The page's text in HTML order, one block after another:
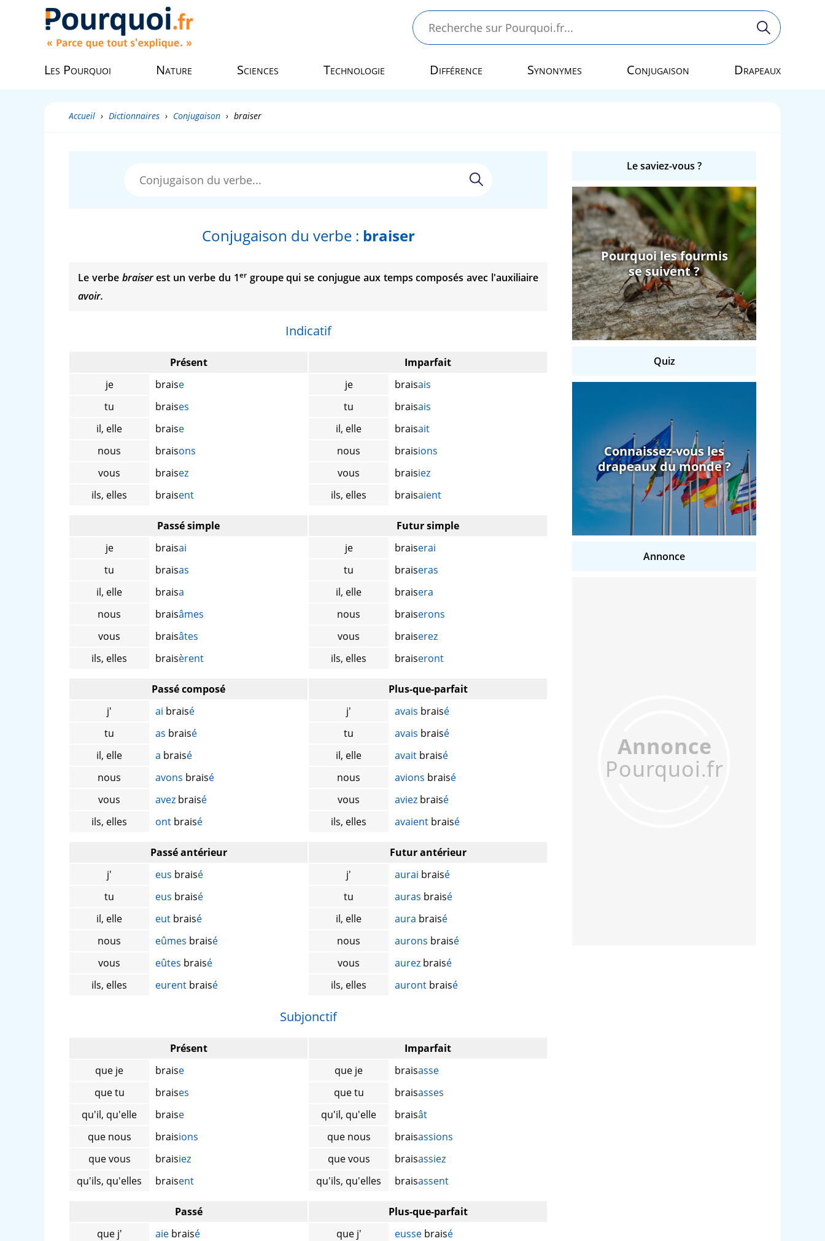
Les Pourquoi Nature Sciences Technologie Différence Synonymes Conjugaison Drapeaux
Accueil › Dictionnaires › Conjugaison › braiser
Conjugaison du verbe : braiser
Le verbe braiserest un verbe du 1ergroupe qui se conjugue aux temps composés avec l'auxiliaire
avoir.
Indicatif
Présent
je
braise
tu
braises
il, elle
braise
nous
braisons
vous
braisez
ils, elles
braisent
Imparfait
je
braisais
tu
braisais
il, elle
braisait
nous
braisions
vous
braisiez
ils, elles
braisaient
Passé simple
je
braisai
tu
braisas
il, elle
braisa
nous
braisâmes
vous
braisâtes
ils, elles
braisèrent
Futur simple
je
braiserai
tu
braiseras
il, elle
braisera
nous
braiserons
vous
braiserez
ils, elles
braiseront
Passé composé
j'
ai braisé
tu
as braisé
il, elle
a braisé
nous
avons braisé
vous
avez braisé
ils, elles
ont braisé
Plus-que-parfait
j'
avais braisé
tu
avais braisé
il, elle
avait braisé
nous
avions braisé
vous
aviez braisé
ils, elles
avaient braisé
Passé antérieur
j'
eus braisé
tu
eus braisé
il, elle
eut braisé
nous
eûmes braisé
vous
eûtes braisé
ils, elles
eurent braisé
Futur antérieur
j'
aurai braisé
tu
auras braisé
il, elle
aura braisé
nous
aurons braisé
vous
aurez braisé
ils, elles
auront braisé
Subjonctif
Présent
que je
braise
que tu
braises
qu'il, qu'elle
braise
que nous
braisions
que vous
braisiez
qu'ils, qu'elles
braisent
Imparfait
que je
braisasse
que tu
braisasses
qu'il, qu'elle
braisât
que nous
braisassions
que vous
braisassiez
qu'ils, qu'elles
braisassent
Passé
que j'
aie braisé
Plus-que-parfait
que j'
eusse braisé
Le saviez-vous ?
Pourquoi les fourmis
se suivent ?
Quiz
Connaissez-vous les
drapeaux du monde ?
Annonce